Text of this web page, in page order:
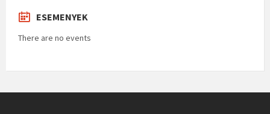
ESEMENYEK
There are no events